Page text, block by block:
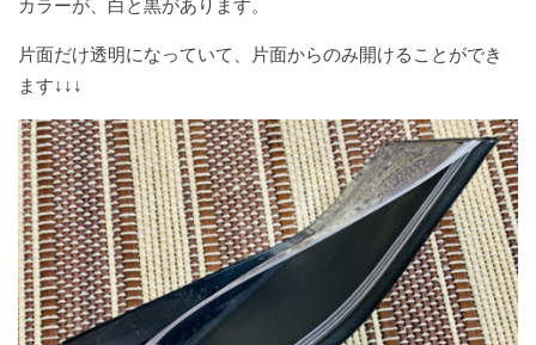
カラーが、白と黒があります。
片面だけ透明になっていて、片面からのみ開けることができ
ます↓↓↓